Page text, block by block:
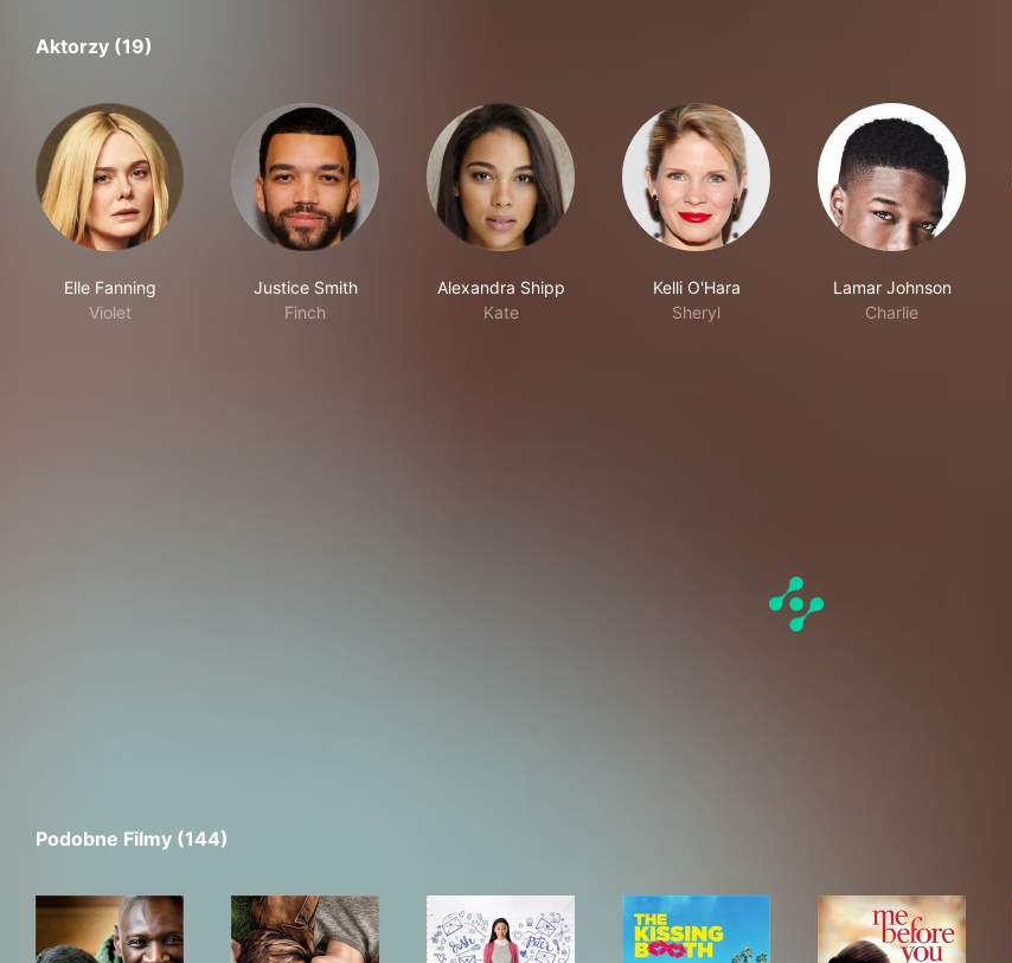
Aktorzy (19)
Elle Fanning
Violet
Justice Smith
Finch
Alexandra Shipp
Kate
Kelli O'Hara
Sheryl
Lamar Johnson
Charlie
Podobne Filmy (144)